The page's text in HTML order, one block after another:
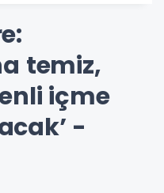
temiz,
içme
-